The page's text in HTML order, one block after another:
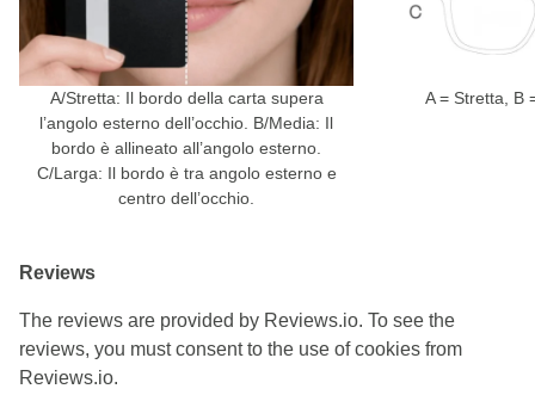
A/Stretta: Il bordo della carta supera
l’angolo esterno dell’occhio. B/Media: Il
bordo è allineato all’angolo esterno.
C/Larga: Il bordo è tra angolo esterno e
centro dell’occhio.
A = Stretta, B
Reviews
The reviews are provided by Reviews.io. To see the
reviews, you must consent to the use of cookies from
Reviews.io.